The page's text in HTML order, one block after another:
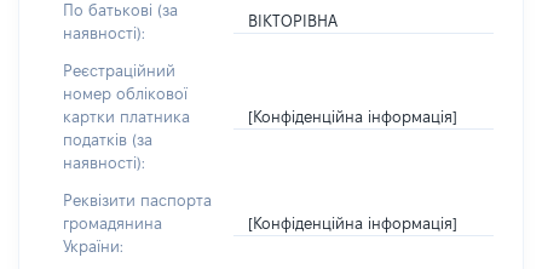
По батькові (за
наявності):
ВІКТОРІВНА
Реєстраційний
номер облікової
картки платника
податків (за
наявності):
[Конфіденційна інформація]
Реквізити паспорта
громадянина
України:
[Конфіденційна інформація]